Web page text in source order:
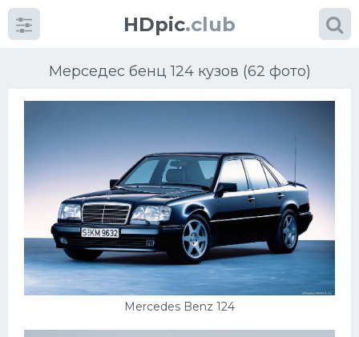
HDpic.club
Мерседес бенц 124 кузов (62 фото)
Mercedes Benz 124
Категории
Разное
Автомобили
Красивые фото машин
УРАЛ